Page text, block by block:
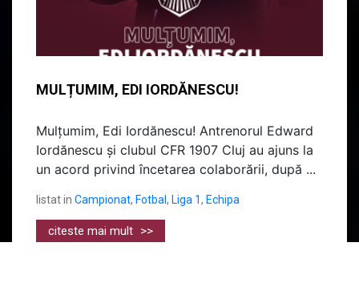
MULȚUMIM, EDI IORDĂNESCU!
Mulțumim, Edi Iordănescu! Antrenorul Edward
Iordănescu și clubul CFR 1907 Cluj au ajuns la
un acord privind încetarea colaborării, după ...
listat in Campionat, Fotbal , Liga 1, Echipa
citeste mai mult >>